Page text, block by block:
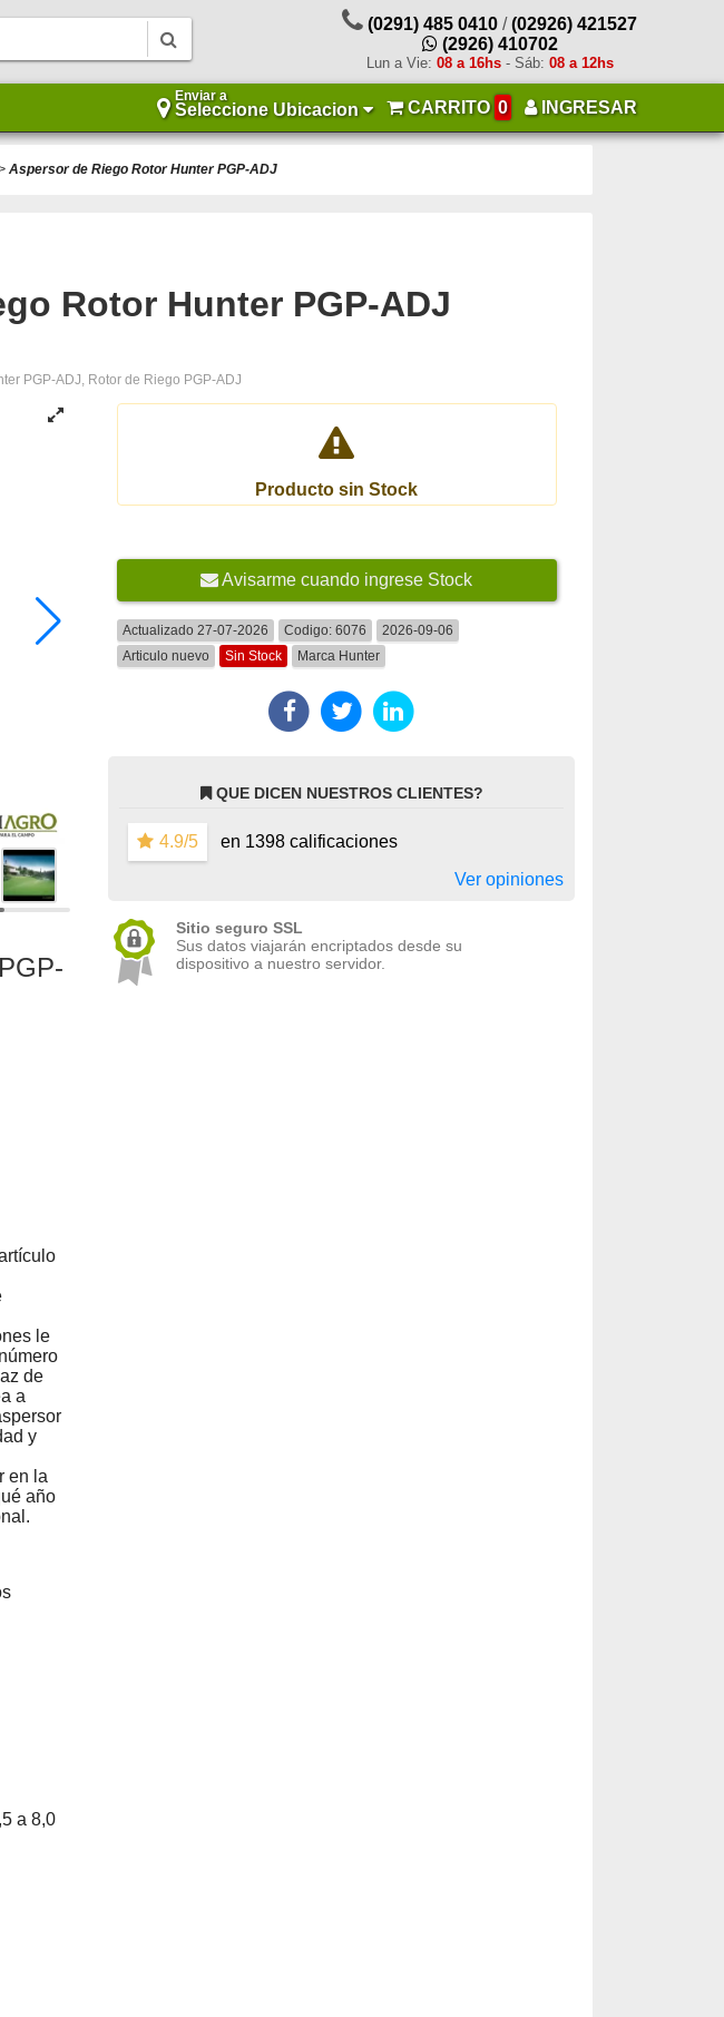
(0291) 485 0410 /(02926) 421527
(2926) 410702
Lun a Vie: 08 a 16hs- Sáb: 08 a 12hs
Enviar a
Seleccione Ubicacion CARRITO 0 INGRESAR
Aspersor de Riego Rotor Hunter PGP-ADJ
Rotor Hunter PGP-ADJ
PGP-ADJ, Rotor de Riego PGP-ADJ
le
de
a
y
en la
año
a 8,0
Producto sin Stock
Avisarme cuando ingrese Stock
Actualizado 27-07-2026 Codigo:6076
2026-09-06
Articulo nuevo
Sin Stock Marca Hunter
QUE DICEN NUESTROS CLIENTES?
4.9/5
en 1398 calificaciones
Ver opiniones
Sitio seguro SSL
Sus datos viajarán encriptados desde su
dispositivo a nuestro servidor.